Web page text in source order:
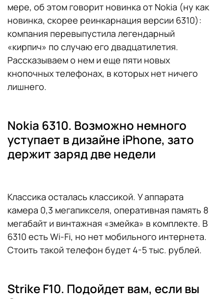
мере, об этом говорит новинка от Nokia (ну как
новинка, скорее реинкарнация версии 6310):
компания перевыпустила легендарный
«кирпич» по случаю его двадцатилетия.
Рассказываем о нем и еще пяти новых
кнопочных телефонах, в которых нет ничего
лишнего.
Nokia 6310. Возможно немного
уступает в дизайне iPhone, зато
держит заряд две недели
Классика осталась классикой. У аппарата
камера 0,3 мегапикселя, оперативная память 8
мегабайт и винтажная «змейка» в комплекте. В
6310 есть Wi-Fi, но нет мобильного интернета.
Стоить такой телефон будет 4-5 тыс. рублей.
Strike F10. Подойдет вам, если вы